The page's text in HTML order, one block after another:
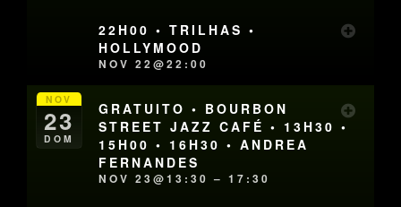
22H00 • TRILHAS •
HOLLYMOOD
NOV 22@22:00
NOV
23
DOM
GRATUITO • BOURBON
STREET JAZZ CAFÉ • 13H30 •
15H00 • 16H30 • ANDREA
FERNANDES
NOV 23@13:30 – 17:30